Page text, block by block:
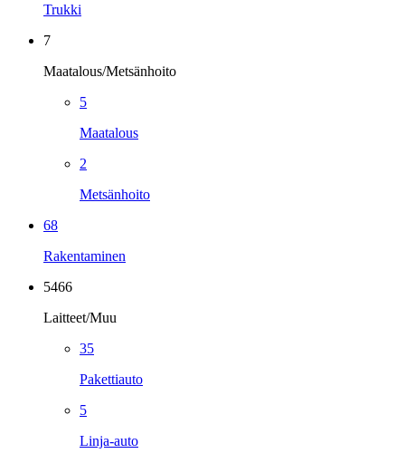
Trukki
7
Maatalous/Metsänhoito
5
Maatalous
2
Metsänhoito
68
Rakentaminen
5466
Laitteet/Muu
35
Pakettiauto
5
Linja-auto